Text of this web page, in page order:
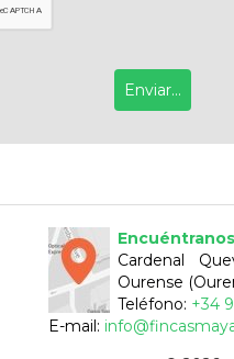
Cardenal
Ourense
Teléfono: +34
E-mail: